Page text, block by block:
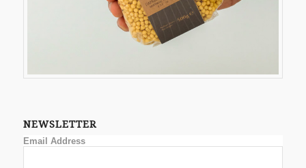
NEWSLETTER
Email Address